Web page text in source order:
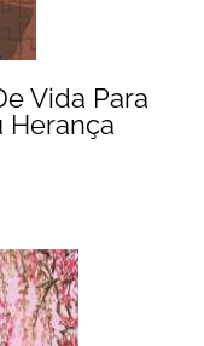
Vida Para
Herança